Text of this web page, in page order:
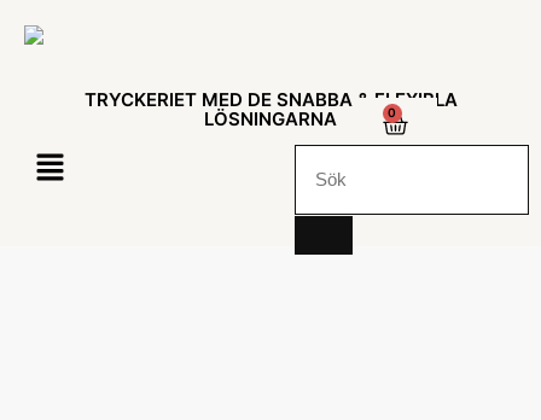
TRYCKERIET MED DE SNABBA & FLEXIBLA
LÖSNINGARNA
0